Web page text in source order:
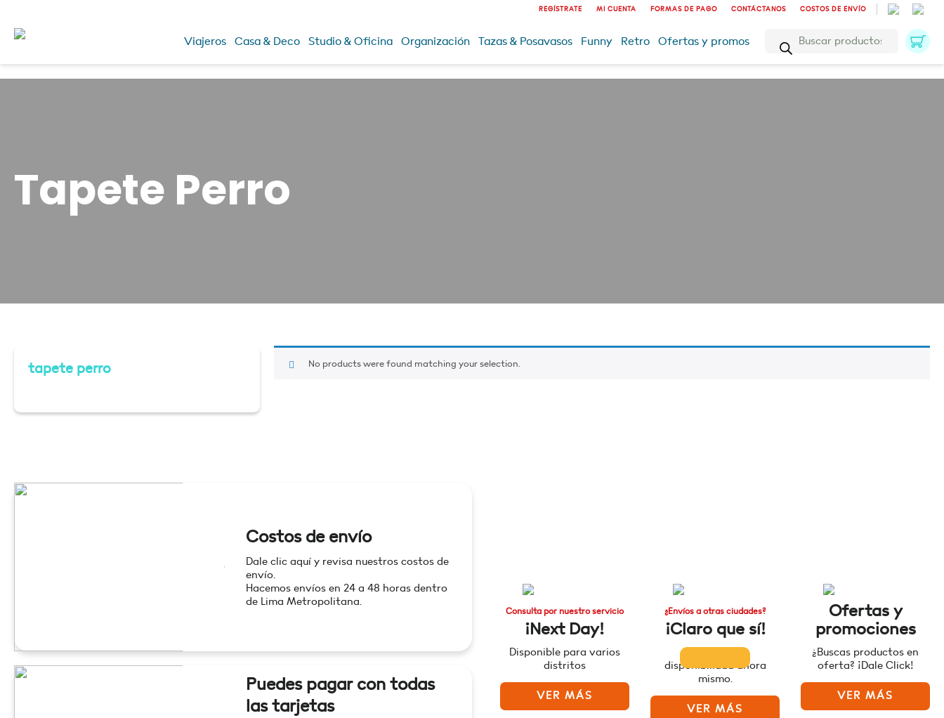
REGÍSTRATE MI CUENTA FORMAS DE PAGO CONTÁCTANOS COSTOS DE ENVÍO
Viajeros Casa & Deco Studio & Oficina Organización Tazas & Posavasos Funny Retro Ofertas y promos
Búsqueda
productos
Tapete Perro
tapete perro No products were found matching your selection.
Costos de envío
Dale clic aquí y revisa nuestros costos de
envío.
Hacemos envíos en 24 a 48 horas dentro
de Lima Metropolitana.
Puedes pagar con todas
las tarjetas
Consulta por nuestro servicio
¡Next Day!
Disponible para varios
distritos
VER MÁS
¿Envíos a otras ciudades?
¡Claro que sí!
disponibilidad ahora
mismo.
VER MÁS
Ofertas y
promociones
¿Buscas productos en
oferta? ¡Dale Click!
VER MÁS